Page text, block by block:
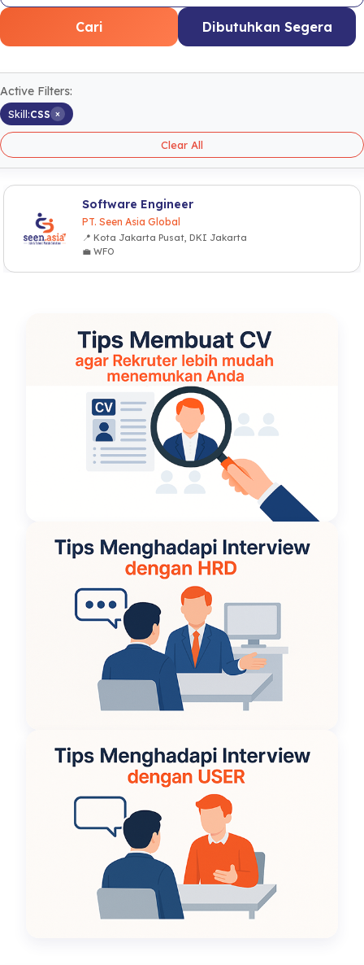
Cari Dibutuhkan Segera
Active Filters:
Skill:CSS ×
Clear All
Software Engineer
PT. Seen Asia Global
📍 Kota Jakarta Pusat, DKI Jakarta
💼 WFO